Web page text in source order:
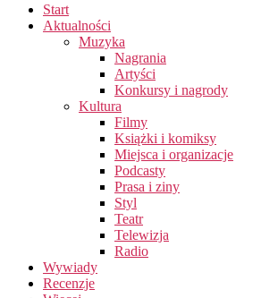
Start
Aktualności
Muzyka
Nagrania
Artyści
Konkursy i nagrody
Kultura
Filmy
Książki i komiksy
Miejsca i organizacje
Podcasty
Prasa i ziny
Styl
Teatr
Telewizja
Radio
Wywiady
Recenzje